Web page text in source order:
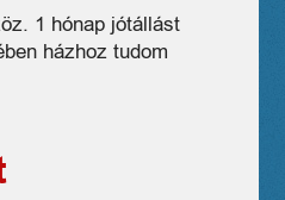
1 hónap jótállást
házhoz tudom